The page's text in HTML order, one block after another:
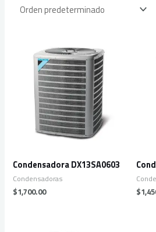
Condensadora DX13SA0603
Condensadoras
$1,700.00 $